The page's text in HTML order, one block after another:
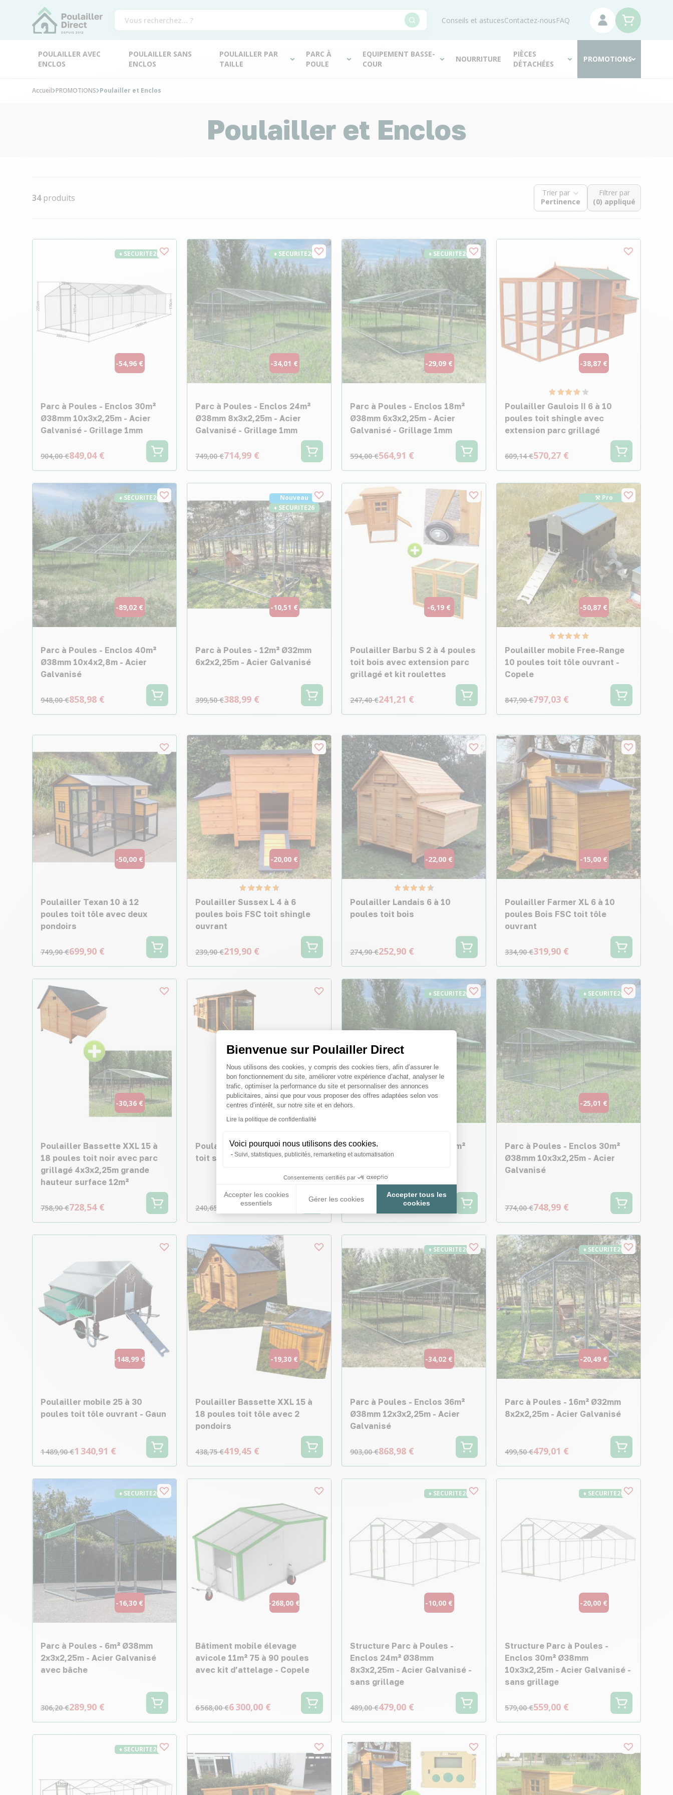
Bienvenue sur Poulailler Direct
Plateforme de Gestion du Consentement : Personnalisez vos Options
Nous utilisons des cookies, y compris des cookies tiers, afin d’assurer le
bon fonctionnement du site, améliorer votre expérience d’achat, analyser le
trafic, optimiser la performance du site et personnaliser des annonces
publicitaires, ainsi que pour vous proposer des offres adaptées selon vos
centres d’intérêt, sur notre site et en dehors.
Lire la politique de confidentialité
Voici pourquoi nous utilisons des cookies.
Suivi, statistiques, publicités, remarketing et automatisation
Consentements certifiés par
Accepter les cookies
essentiels
Gérer les cookies
Accepter tous les
cookies
Axeptio consent
Conseils et astucesContactez-nousFAQ
POULAILLER AVEC
ENCLOS
POULAILLER SANS
ENCLOS
POULAILLER PAR
TAILLE
PARC À
POULE
EQUIPEMENT BASSE-
COUR
NOURRITURE
PIÈCES
DÉTACHÉES
PROMOTIONS
Accueil PROMOTIONS Poulailler et Enclos
Poulailler et Enclos
34 produits Trier par
Filtrer par
(0) appliqué
-54,96 €
♦ SECURITE26
Parc à Poules - Enclos 30m²
Ø38mm 10x3x2,25m - Acier
Galvanisé - Grillage 1mm
904,00 €849,04 €
-34,01 €
♦ SECURITE26
Parc à Poules - Enclos 24m²
Ø38mm 8x3x2,25m - Acier
Galvanisé - Grillage 1mm
749,00 €714,99 €
-29,09 €
♦ SECURITE26
Parc à Poules - Enclos 18m²
Ø38mm 6x3x2,25m - Acier
Galvanisé - Grillage 1mm
594,00 €564,91 €
-38,87 €
Poulailler Gaulois II 6 à 10
poules toit shingle avec
extension parc grillagé
609,14 €570,27 €
-89,02 €
♦ SECURITE26
Parc à Poules - Enclos 40m²
Ø38mm 10x4x2,8m - Acier
Galvanisé
948,00 €858,98 €
Nouveau
♦ SECURITE26
-10,51 €
Parc à Poules - 12m² Ø32mm
6x2x2,25m - Acier Galvanisé
399,50 €388,99 €
-6,19 €
Poulailler Barbu S 2 à 4 poules
toit bois avec extension parc
grillagé et kit roulettes
247,40 €241,21 €
⚒︎ Pro
-50,87 €
Poulailler mobile Free-Range
10 poules toit tôle ouvrant -
Copele
847,90 €797,03 €
-50,00 €
Poulailler Texan 10 à 12
poules toit tôle avec deux
pondoirs
749,90 €699,90 €
-20,00 €
Poulailler Sussex L 4 à 6
poules bois FSC toit shingle
ouvrant
239,90 €219,90 €
-22,00 €
Poulailler Landais 6 à 10
poules toit bois
274,90 €252,90 €
-15,00 €
Poulailler Farmer XL 6 à 10
poules Bois FSC toit tôle
ouvrant
334,90 €319,90 €
-30,36 €
Poulailler Bassette XXL 15 à
18 poules toit noir avec parc
grillagé 4x3x2,25m grande
hauteur surface 12m²
758,90 €728,54 €
-6,02 €
Poulailler Chabo 2 à 4 poules
toit shingle avec kit roulettes
240,65 € 234,63 €
♦ SECURITE26
Parc à Poules - Enclos 24m²
Ø38mm 8x3x2,25m - Acier
628,99 €
-25,01 €
♦ SECURITE26
Parc à Poules - Enclos 30m²
Ø38mm 10x3x2,25m - Acier
Galvanisé
774,00 €748,99 €
-148,99 €
Poulailler mobile 25 à 30
poules toit tôle ouvrant - Gaun
1 489,90 €1 340,91 €
-19,30 €
Poulailler Bassette XXL 15 à
18 poules toit tôle avec 2
pondoirs
438,75 €419,45 €
-34,02 €
♦ SECURITE26
Parc à Poules - Enclos 36m²
Ø38mm 12x3x2,25m - Acier
Galvanisé
903,00 €868,98 €
-20,49 €
♦ SECURITE26
Parc à Poules - 16m² Ø32mm
8x2x2,25m - Acier Galvanisé
499,50 €479,01 €
-16,30 €
♦ SECURITE26
Parc à Poules - 6m² Ø38mm
2x3x2,25m - Acier Galvanisé
avec bâche
306,20 €289,90 €
-268,00 €
Bâtiment mobile élevage
avicole 11m² 75 à 90 poules
avec kit d’attelage - Copele
6 568,00 €6 300,00 €
-10,00 €
♦ SECURITE26
Structure Parc à Poules -
Enclos 24m² Ø38mm
8x3x2,25m - Acier Galvanisé -
sans grillage
489,00 €479,00 €
-20,00 €
♦ SECURITE26
Structure Parc à Poules -
Enclos 30m² Ø38mm
10x3x2,25m - Acier Galvanisé -
sans grillage
579,00 €559,00 €
♦ SECURITE26